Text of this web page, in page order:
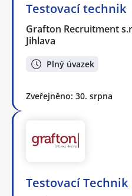
Testovací technik
Grafton Recruitment
Jihlava
Plný úvazek
Zveřejněno: 30. srpna
Testovací Technik